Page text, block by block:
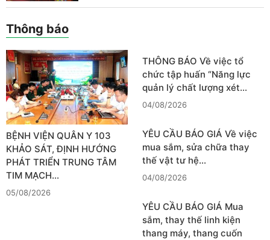
Thông báo
BỆNH VIỆN QUÂN Y 103
KHẢO SÁT, ĐỊNH HƯỚNG
PHÁT TRIỂN TRUNG TÂM
TIM MẠCH…
05/08/2026
THÔNG BÁO Về việc tổ
chức tập huấn “Năng lực
quản lý chất lượng xét…
04/08/2026
YÊU CẦU BÁO GIÁ Về việc
mua sắm, sửa chữa thay
thế vật tư hệ…
04/08/2026
YÊU CẦU BÁO GIÁ Mua
sắm, thay thế linh kiện
thang máy, thang cuốn